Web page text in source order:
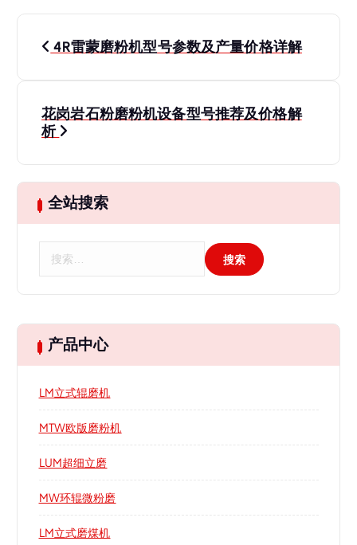
文
导
航
4R雷蒙磨粉机型号参数及产量价格详解
花岗岩石粉磨粉机设备型号推荐及价格解
析
全站搜索
产品中心
LM立式辊磨机
MTW欧版磨粉机
LUM超细立磨
MW环辊微粉磨
LM立式磨煤机